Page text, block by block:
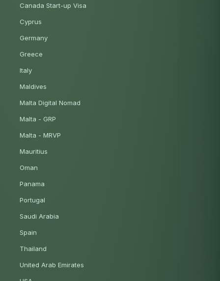
Canada Start-up Visa
Cyprus
Germany
Greece
Italy
Maldives
Malta Digital Nomad
Malta - GRP
Malta - MRVP
Mauritius
Oman
Panama
Portugal
Saudi Arabia
Spain
Thailand
United Arab Emirates